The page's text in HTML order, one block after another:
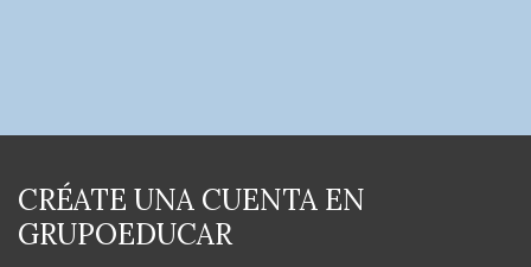
CRÉATE UNA CUENTA EN
GRUPOEDUCAR